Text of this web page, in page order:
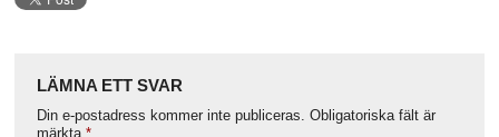
LÄMNA ETT SVAR
Din e-postadress kommer inte publiceras. Obligatoriska fält är
märkta *